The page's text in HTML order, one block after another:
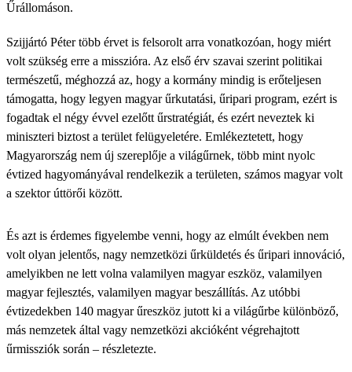
Űrállomáson.
Szijjártó Péter több érvet is felsorolt arra vonatkozóan, hogy miért
volt szükség erre a misszióra. Az első érv szavai szerint politikai
természetű, méghozzá az, hogy a kormány mindig is erőteljesen
támogatta, hogy legyen magyar űrkutatási, űripari program, ezért is
fogadtak el négy évvel ezelőtt űrstratégiát, és ezért neveztek ki
miniszteri biztost a terület felügyeletére. Emlékeztetett, hogy
Magyarország nem új szereplője a világűrnek, több mint nyolc
évtized hagyományával rendelkezik a területen, számos magyar volt
a szektor úttörői között.
És azt is érdemes figyelembe venni, hogy az elmúlt években nem
volt olyan jelentős, nagy nemzetközi űrküldetés és űripari innováció,
amelyikben ne lett volna valamilyen magyar eszköz, valamilyen
magyar fejlesztés, valamilyen magyar beszállítás. Az utóbbi
évtizedekben 140 magyar űreszköz jutott ki a világűrbe különböző,
más nemzetek által vagy nemzetközi akcióként végrehajtott
űrmissziók során – részletezte.